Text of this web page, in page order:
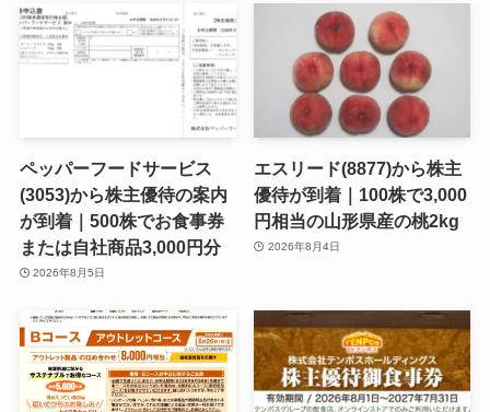
ペッパーフードサービス
(3053)から株主優待の案内
が到着｜500株でお食事券
または自社商品3,000円分
2026年8月5日
エスリード(8877)から株主
優待が到着｜100株で3,000
円相当の山形県産の桃2kg
2026年8月4日